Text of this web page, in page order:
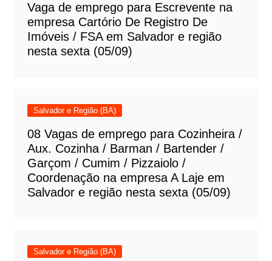
Vaga de emprego para Escrevente na
empresa Cartório De Registro De
Imóveis / FSA em Salvador e região
nesta sexta (05/09)
Salvador e Região (BA)
08 Vagas de emprego para Cozinheira /
Aux. Cozinha / Barman / Bartender /
Garçom / Cumim / Pizzaiolo /
Coordenação na empresa A Laje em
Salvador e região nesta sexta (05/09)
Salvador e Região (BA)